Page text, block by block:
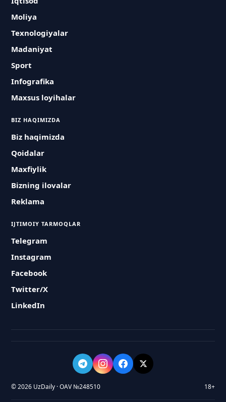
Moliya
Texnologiyalar
Madaniyat
Sport
Infografika
Maxsus loyihalar
BIZ HAQIMIZDA
Biz haqimizda
Qoidalar
Maxfiylik
Bizning ilovalar
Reklama
IJTIMOIY TARMOQLAR
Telegram
Instagram
Facebook
Twitter/X
LinkedIn
© 2026 UzDaily · OAV №248510 18+